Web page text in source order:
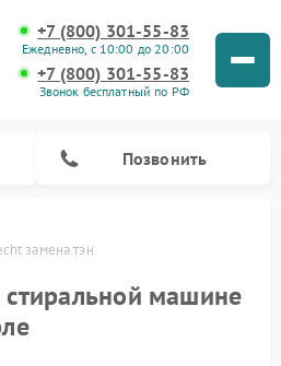
+7 (800) 301-55-83
Ежедневно, с 10:00 до 20:00
+7 (800) 301-55-83
Звонок бесплатный по РФ
Позвонить
замена тэн
машине